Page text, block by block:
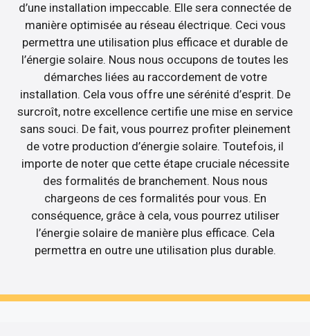
d’une installation impeccable. Elle sera connectée de
manière optimisée au réseau électrique. Ceci vous
permettra une utilisation plus efficace et durable de
l’énergie solaire. Nous nous occupons de toutes les
démarches liées au raccordement de votre
installation. Cela vous offre une sérénité d’esprit. De
surcroît, notre excellence certifie une mise en service
sans souci. De fait, vous pourrez profiter pleinement
de votre production d’énergie solaire. Toutefois, il
importe de noter que cette étape cruciale nécessite
des formalités de branchement. Nous nous
chargeons de ces formalités pour vous. En
conséquence, grâce à cela, vous pourrez utiliser
l’énergie solaire de manière plus efficace. Cela
permettra en outre une utilisation plus durable.